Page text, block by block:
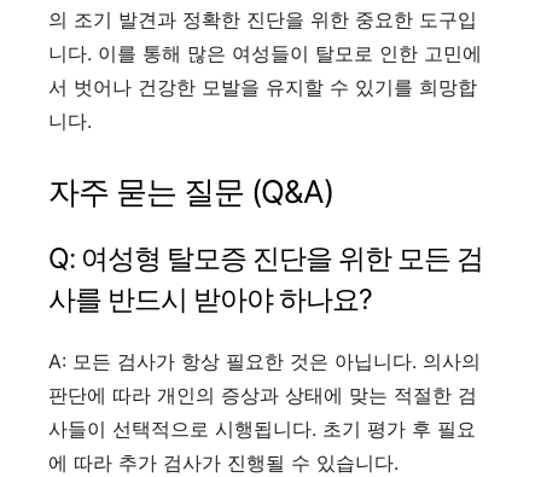
의 조기 발견과 정확한 진단을 위한 중요한 도구입
니다. 이를 통해 많은 여성들이 탈모로 인한 고민에
서 벗어나 건강한 모발을 유지할 수 있기를 희망합
니다.
자주 묻는 질문 (Q&A)
Q: 여성형 탈모증 진단을 위한 모든 검
사를 반드시 받아야 하나요?
A: 모든 검사가 항상 필요한 것은 아닙니다. 의사의
판단에 따라 개인의 증상과 상태에 맞는 적절한 검
사들이 선택적으로 시행됩니다. 초기 평가 후 필요
에 따라 추가 검사가 진행될 수 있습니다.